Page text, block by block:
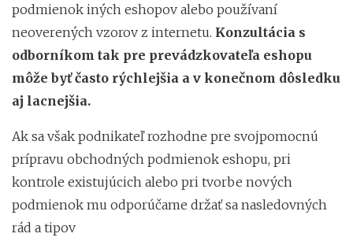
podmienok iných eshopov alebo používaní
neoverených vzorov z internetu. Konzultácia s
odborníkom tak pre prevádzkovateľa eshopu
môže byť často rýchlejšia a v konečnom dôsledku
aj lacnejšia.
Ak sa však podnikateľ rozhodne pre svojpomocnú
prípravu obchodných podmienok eshopu, pri
kontrole existujúcich alebo pri tvorbe nových
podmienok mu odporúčame držať sa nasledovných
rád a tipov